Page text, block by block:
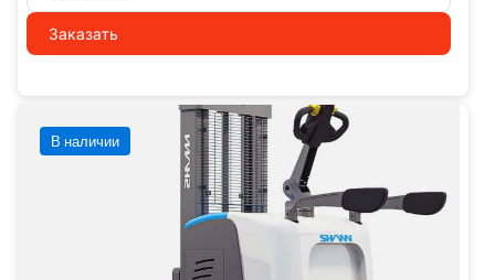
Заказать
В наличии